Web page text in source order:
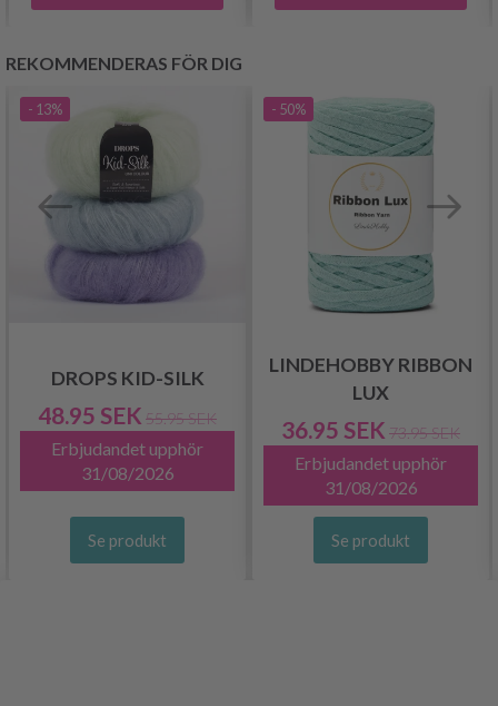
REKOMMENDERAS FÖR DIG
- 13%
DROPS KID-SILK
48.95 SEK 55.95 SEK
Erbjudandet upphör
31/08/2026
Se produkt
- 50%
LINDEHOBBY RIBBON
LUX
36.95 SEK 73.95 SEK
Erbjudandet upphör
31/08/2026
Se produkt